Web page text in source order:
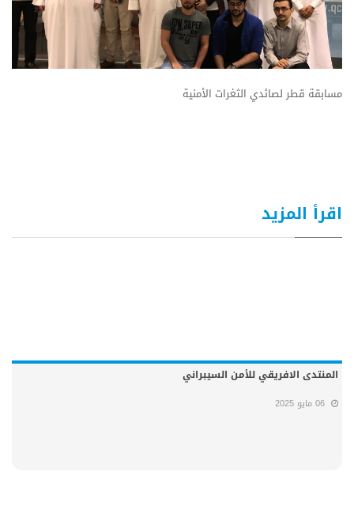
مسابقة قطر لصائدي الثغرات الأمنية
اقرأ المزيد
المنتدى الافريقي للأمن السيبراني
06 مايو 2025